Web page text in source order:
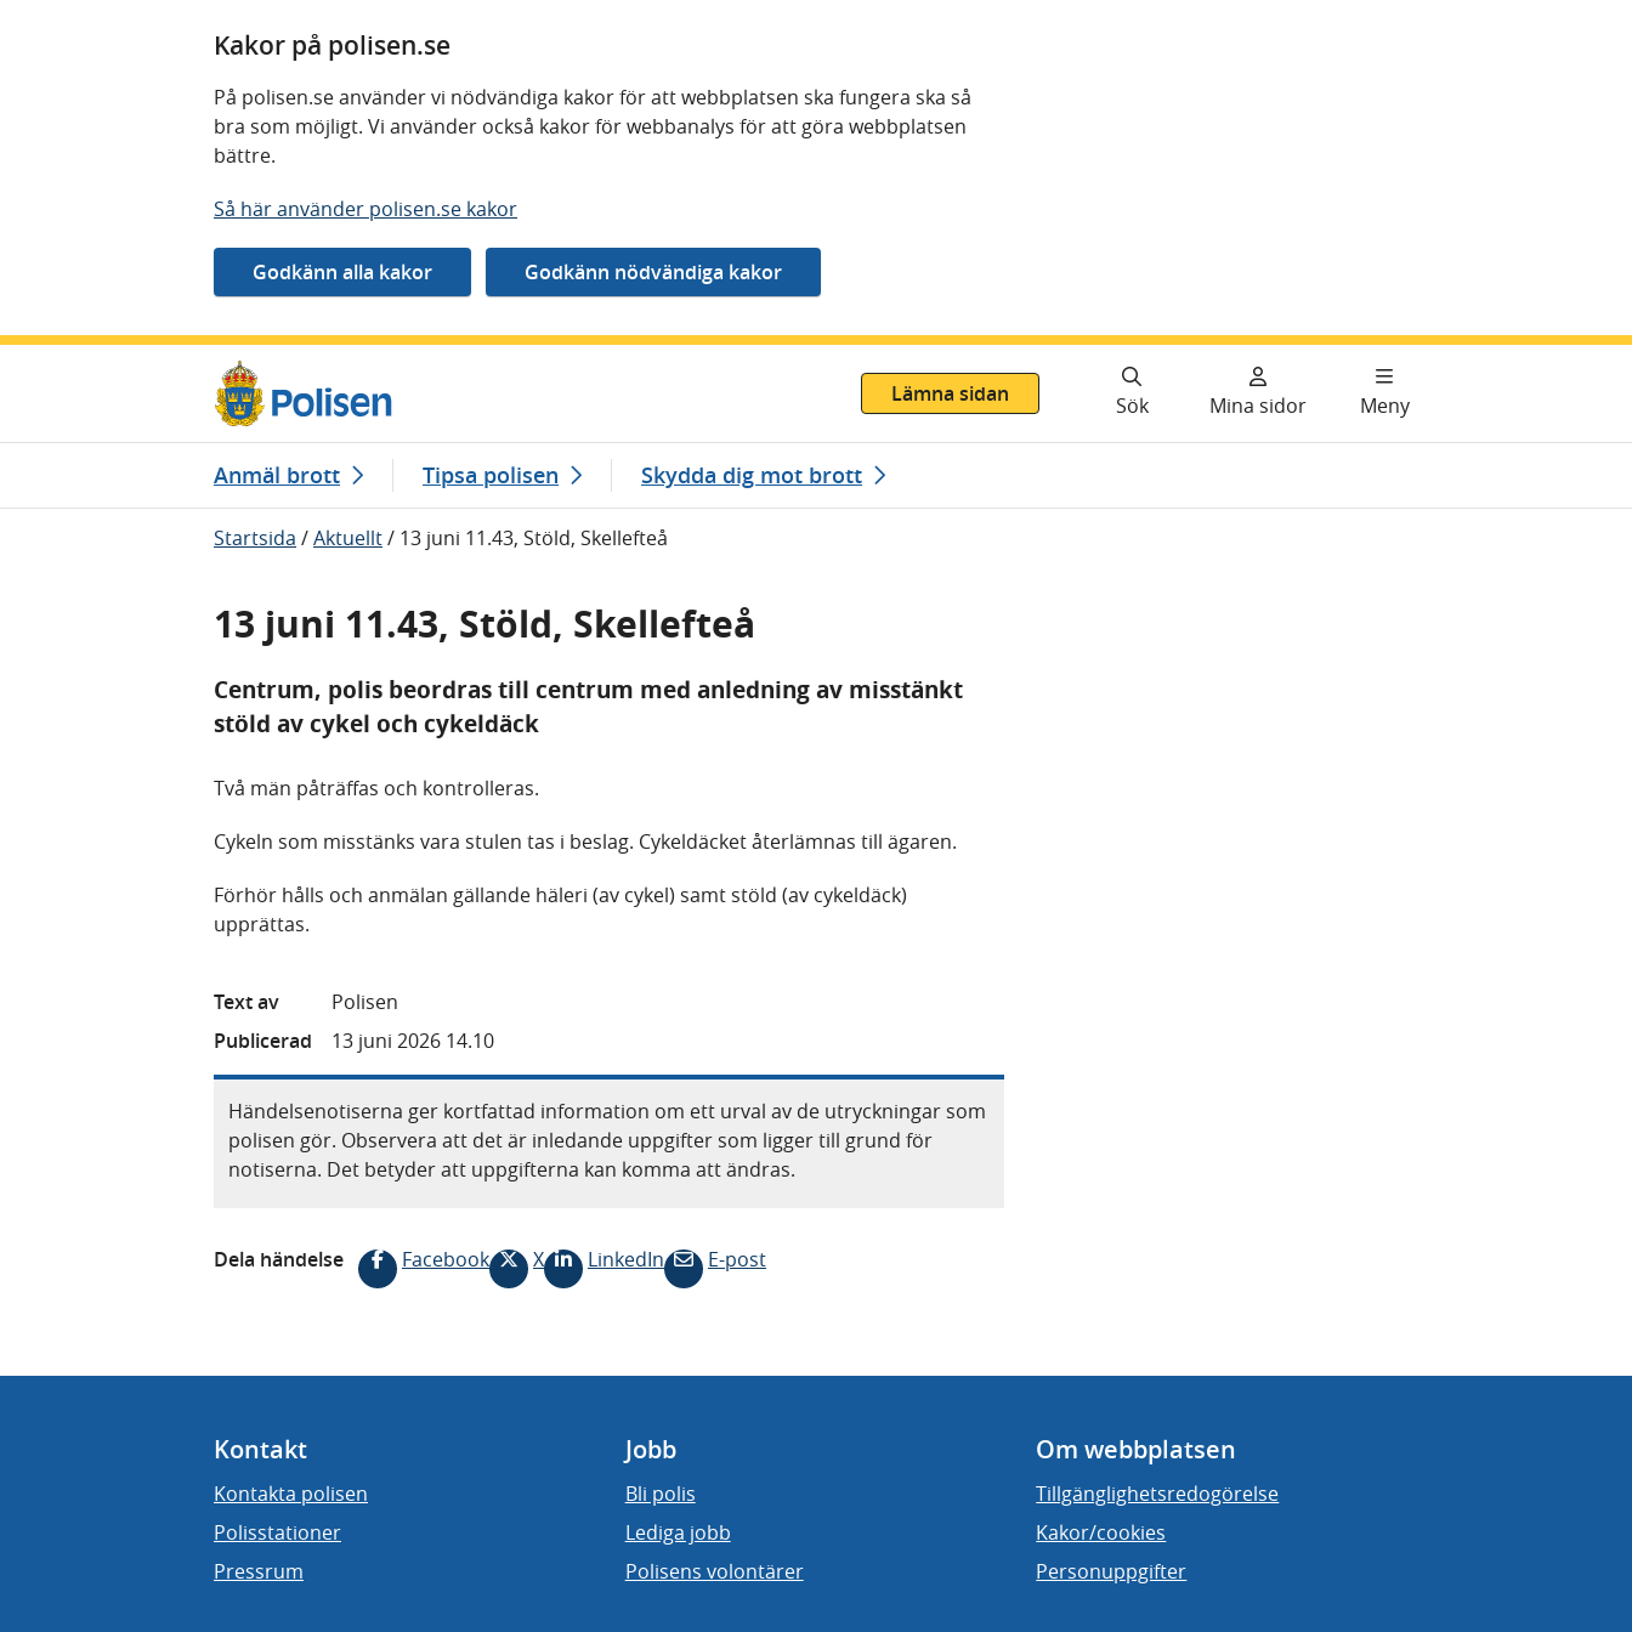
Kakor på polisen.se
På polisen.se använder vi nödvändiga kakor för att webbplatsen ska fungera ska så
bra som möjligt. Vi använder också kakor för webbanalys för att göra webbplatsen
bättre.
Så här använder polisen.se kakor
Lämna sidan
Sök Mina sidor Meny
Anmäl brott Tipsa polisen Skydda dig mot brott
Startsida /Aktuellt/ 13 juni 11.43, Stöld, Skellefteå
13 juni 11.43, Stöld, Skellefteå
Centrum, polis beordras till centrum med anledning av misstänkt
stöld av cykel och cykeldäck
Två män påträffas och kontrolleras.
Cykeln som misstänks vara stulen tas i beslag. Cykeldäcket återlämnas till ägaren.
Förhör hålls och anmälan gällande häleri (av cykel) samt stöld (av cykeldäck)
upprättas.
Text av
Polisen
Publicerad
13 juni 2026 14.10
Händelsenotiserna ger kortfattad information om ett urval av de utryckningar som
polisen gör. Observera att det är inledande uppgifter som ligger till grund för
notiserna. Det betyder att uppgifterna kan komma att ändras.
Dela händelse Facebook X LinkedIn E-post
Kontakt
Kontakta polisen
Polisstationer
Pressrum
Jobb
Bli polis
Lediga jobb
Polisens volontärer
Om webbplatsen
Tillgänglighetsredogörelse
Kakor/cookies
Personuppgifter